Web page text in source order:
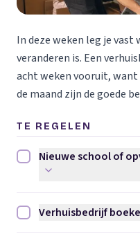
In deze weken leg je
veranderen is. Een
acht weken vooruit, want
de maand zijn de goede
TE REGELEN
Nieuwe school of
Nieuwe school of
Verhuisbedrijf boeken
Verhuisbedrijf